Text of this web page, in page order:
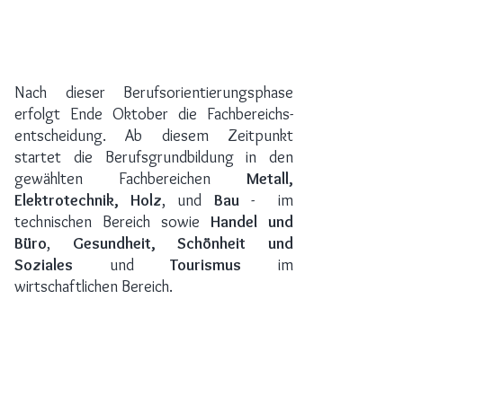
Nach dieser Berufsorientierungsphase
erfolgt Ende Oktober die Fachbereichs-
entscheidung. Ab diesem Zeitpunkt
startet die Berufsgrundbildung in den
gewählten Fachbereichen Metall,
Elektrotechnik, Holz, und Bau - im
technischen Bereich sowie Handel und
Büro, Gesundheit, Schönheit und
Soziales undTourismusim
wirtschaftlichen Bereich.